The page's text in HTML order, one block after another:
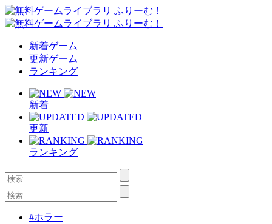
新着ゲーム
更新ゲーム
ランキング
新着
更新
ランキング
#ホラー